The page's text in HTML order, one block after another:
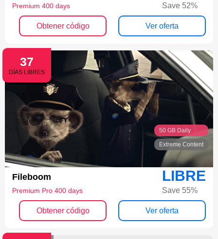
Premium 400 days Save 52%
Obtener código Ver oferta
37
DÍAS LIBRES
50 GB Daily
Extreme Content
Fileboom
Premium Pro 400 days
LIBRE
Save 55%
Obtener código Ver oferta